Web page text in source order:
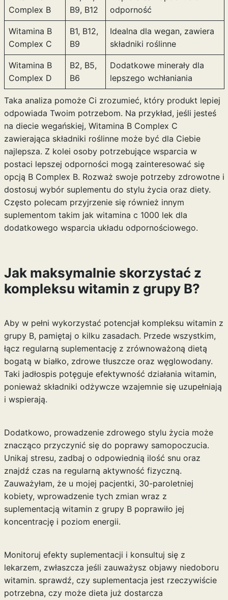
Complex B
B9, B12
odporność
Witamina B
Complex C
B1, B12,
B9
Idealna dla wegan, zawiera
składniki roślinne
Witamina B
Complex D
B2, B5,
B6
Dodatkowe minerały dla
lepszego wchłaniania
Taka analiza pomoże Ci zrozumieć, który produkt lepiej
odpowiada Twoim potrzebom. Na przykład, jeśli jesteś
na diecie wegańskiej, Witamina B Complex C
zawierająca składniki roślinne może być dla Ciebie
najlepsza. Z kolei osoby potrzebujące wsparcia w
postaci lepszej odporności mogą zainteresować się
opcją B Complex B. Rozważ swoje potrzeby zdrowotne i
dostosuj wybór suplementu do stylu życia oraz diety.
Często polecam przyjrzenie się również innym
suplementom takim jak witamina c 1000 lekdla
dodatkowego wsparcia układu odpornościowego.
Jak maksymalnie skorzystać z
kompleksu witamin z grupy B?
Aby w pełni wykorzystać potencjał kompleksu witamin z
grupy B, pamiętaj o kilku zasadach. Przede wszystkim,
łącz regularną suplementację z zrównoważoną dietą
bogatą w białko, zdrowe tłuszcze oraz węglowodany.
Taki jadłospis potęguje efektywność działania witamin,
ponieważ składniki odżywcze wzajemnie się uzupełniają
i wspierają.
Dodatkowo, prowadzenie zdrowego stylu życia może
znacząco przyczynić się do poprawy samopoczucia.
Unikaj stresu, zadbaj o odpowiednią ilość snu oraz
znajdź czas na regularną aktywność fizyczną.
Zauważyłam, że u mojej pacjentki, 30-paroletniej
kobiety, wprowadzenie tych zmian wraz z
suplementacją witamin z grupy B poprawiło jej
koncentrację i poziom energii.
Monitoruj efekty suplementacji i konsultuj się z
lekarzem, zwłaszcza jeśli zauważysz objawy niedoboru
witamin. sprawdź, czy suplementacja jest rzeczywiście
potrzebna, czy może dieta już dostarcza